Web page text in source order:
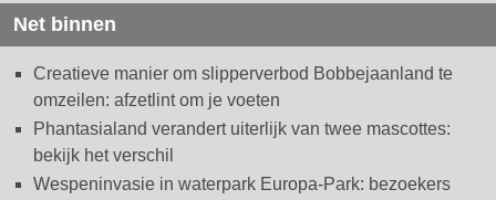
Net binnen
Creatieve manier om slipperverbod Bobbejaanland te
omzeilen: afzetlint om je voeten
Phantasialand verandert uiterlijk van twee mascottes:
bekijk het verschil
Wespeninvasie in waterpark Europa-Park: bezoekers